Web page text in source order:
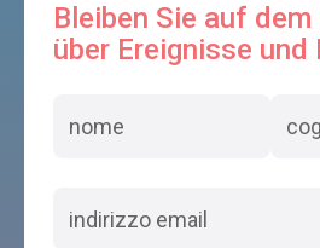
Bleiben Sie auf
über Ereignisse und